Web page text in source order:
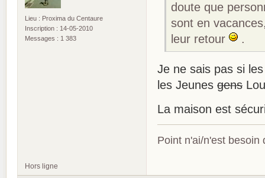
Lieu : Proxima du Centaure
Inscription : 14-05-2010
Messages : 1 383
doute que
sont en
leur retour
.
Je ne sais pas si
les Jeunes gens
La maison est
Point n'ai/n'est besoin
Hors ligne